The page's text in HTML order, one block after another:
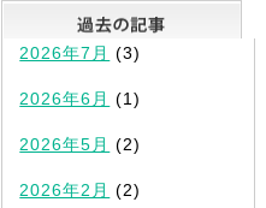
最新記事一覧
2026年7月 (3)
2026年6月 (1)
2026年5月 (2)
2026年2月 (2)